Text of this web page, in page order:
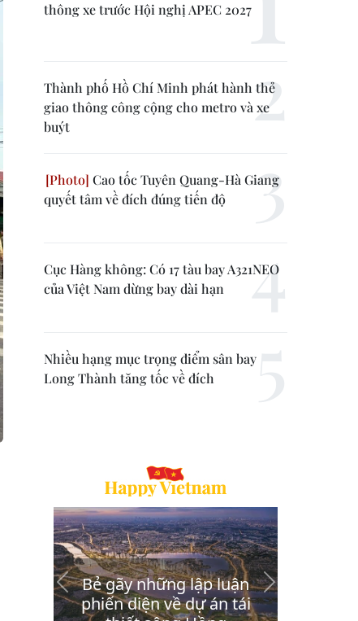
thông xe trước Hội nghị APEC 2027
Thành phố Hồ Chí Minh phát hành thẻ
giao thông công cộng cho metro và xe
buýt
Cao tốc Tuyên Quang-Hà Giang
quyết tâm về đích đúng tiến độ
Cục Hàng không: Có 17 tàu bay A321NEO
của Việt Nam dừng bay dài hạn
Nhiều hạng mục trọng điểm sân bay
Long Thành tăng tốc về đích